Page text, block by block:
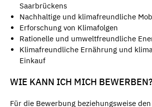
Saarbrückens
Nachhaltige und klimafreundliche
Erforschung von Klimafolgen
Rationelle und umweltfreundliche
Klimafreundliche Ernährung und
Einkauf
WIE KANN ICH MICH
Für die Bewerbung beziehungsweise